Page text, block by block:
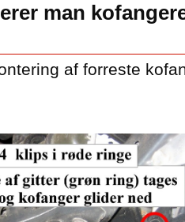
man
af forreste